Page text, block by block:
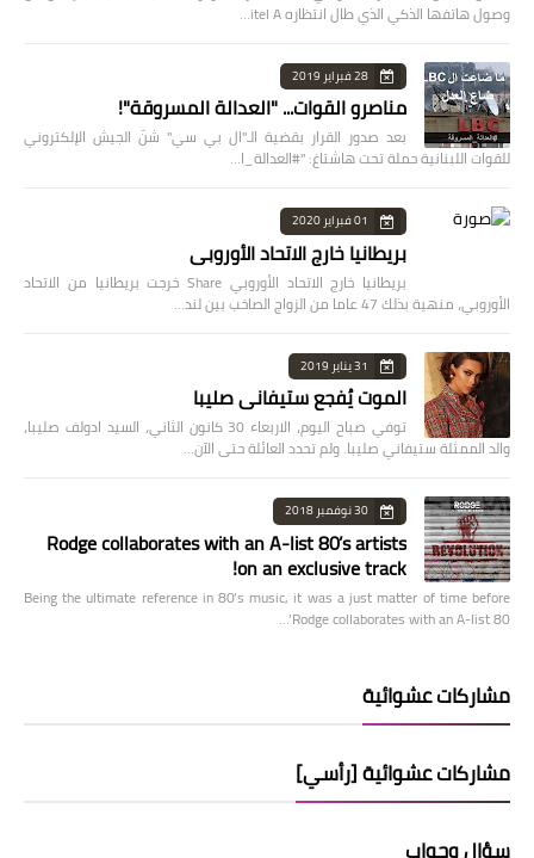
وصول هاتفها الذكي الذي طال انتظاره itel A…
28 فبراير 2019
مناصرو القوات... "العدالة المسروقة"!
بعد صدور القرار بقضية الـ"ال بي سي" شنّ الجيش الإلكتروني
للقوات اللبنانية حملة تحت هاشتاغ: "#العدالة_ا…
01 فبراير 2020
بريطانيا خارج الاتحاد الأوروبي
بريطانيا خارج الاتحاد الأوروبي Share خرجت بريطانيا من الاتحاد
الأوروبي، منهية بذلك 47 عاما من الزواج الصاخب بين لند…
31 يناير 2019
الموت يُفجع ستيفاني صليبا
توفي صباح اليوم، الاربعاء 30 كانون الثاني، السيد ادولف صليبا،
والد الممثلة ستيفاني صليبا. ولم تحدد العائلة حتى الآن…
30 نوفمبر 2018
Rodge collaborates with an A-list 80’s artists
on an exclusive track!
Being the ultimate reference in 80’s music, it was a just matter of time before
Rodge collaborates with an A-list 80’…
مشاركات عشوائية
مشاركات عشوائية [رأسي]